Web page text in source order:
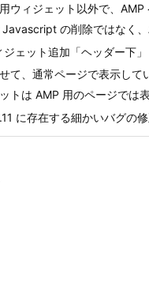
ウィジェット以外で、
Javascript の削除ではなく
ェット追加「ヘッダー下
て、通常ページで表示し
トは AMP 用のページでは
に存在する細かいバグの